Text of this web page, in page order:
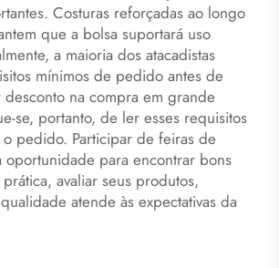
Costuras reforçadas ao longo
que a bolsa suportará uso
a maioria dos atacadistas
mínimos de pedido antes de
na compra em grande
se, portanto, de ler esses requisitos
pedido. Participar de feiras de
oportunidade para encontrar bons
avaliar seus produtos,
atende às expectativas da